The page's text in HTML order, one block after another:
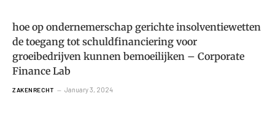
hoe op ondernemerschap gerichte insolventiewetten
de toegang tot schuldfinanciering voor
groeibedrijven kunnen bemoeilijken – Corporate
Finance Lab
ZAKENRECHT January 3, 2024